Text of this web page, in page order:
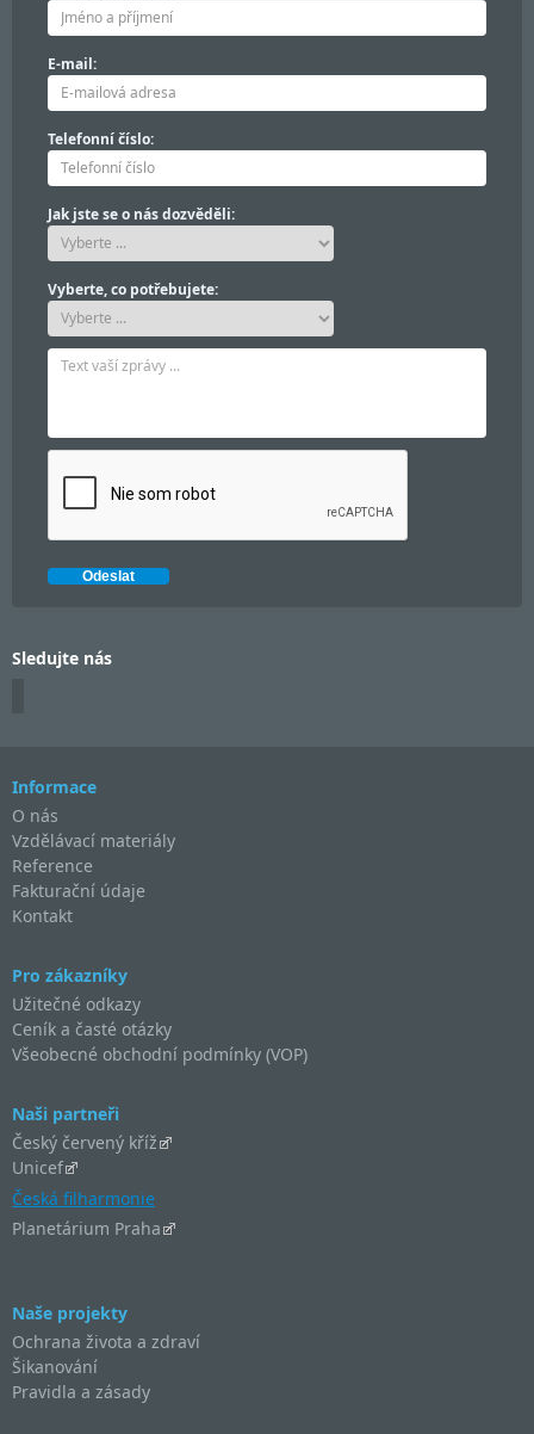
E-mail:
Telefonní číslo:
Jak jste se o nás dozvěděli:
Vyberte, co potřebujete:
Sledujte nás
Informace
O nás
Vzdělávací materiály
Reference
Fakturační údaje
Kontakt
Pro zákazníky
Užitečné odkazy
Ceník a časté otázky
Všeobecné obchodní podmínky (VOP)
Naši partneři
Český červený kříž
Unicef
Česká filharmonie
Planetárium Praha
Naše projekty
Ochrana života a zdraví
Šikanování
Pravidla a zásady